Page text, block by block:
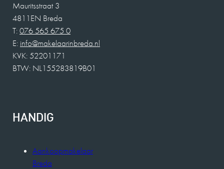
Mauritsstraat 3
4811EN Breda
T:076 565 675 0
E: info@makelaarinbreda.nl
KVK: 52201171
BTW: NL155283819B01
HANDIG
Aankoopmakelaar
Breda